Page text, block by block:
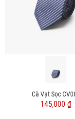
Cà Vạt Sọc
145,000 ₫